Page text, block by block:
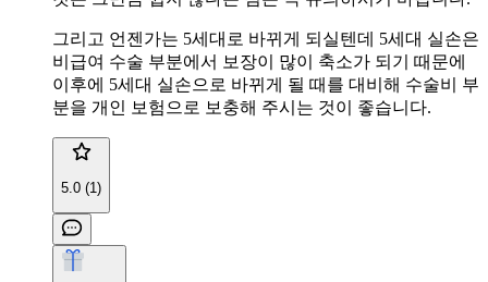
그리고 언젠가는 5세대로 바뀌게 되실텐데 5세대 실손은
비급여 수술 부분에서 보장이 많이 축소가 되기 때문에
이후에 5세대 실손으로 바뀌게 될 때를 대비해 수술비 부
분을 개인 보험으로 보충해 주시는 것이 좋습니다.
5.0 (1)